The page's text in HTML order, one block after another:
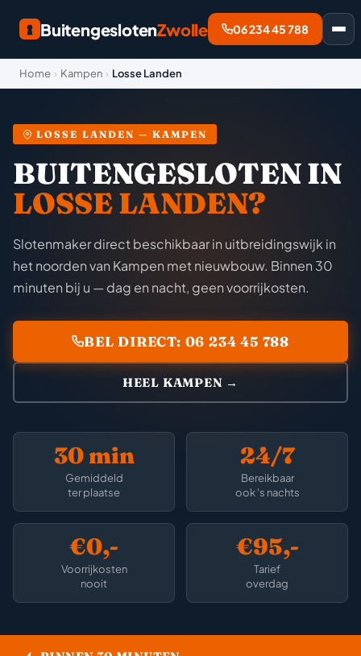
BuitengeslotenZwolle 06 234 45 788
Home › Kampen › Losse Landen
LOSSE LANDEN — KAMPEN
BUITENGESLOTEN IN
LOSSE LANDEN?
Slotenmaker direct beschikbaar in uitbreidingswijk in
het noorden van Kampen met nieuwbouw. Binnen 30
minuten bij u — dag en nacht, geen voorrijkosten.
BEL DIRECT: 06 234 45 788
HEEL KAMPEN →
30 min
Gemiddeld
ter plaatse
24/7
Bereikbaar
ook 's nachts
€0,-
Voorrijkosten
nooit
€95,-
Tarief
overdag